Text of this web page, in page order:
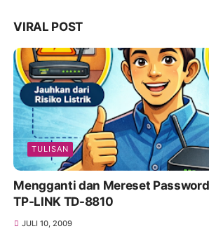
VIRAL POST
TULISAN
Mengganti dan Mereset
TP-LINK TD-8810
JULI 10, 2009